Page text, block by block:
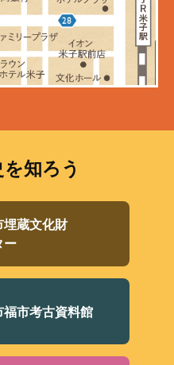
知ろう
埋蔵文化財
ー
福市考古資料館